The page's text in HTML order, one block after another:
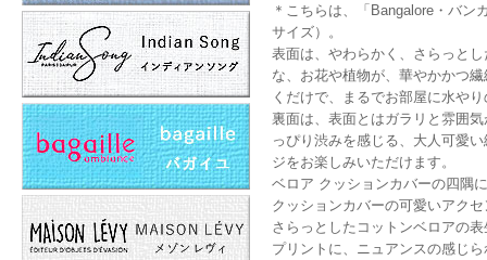
＊こちらは、「Bangalore・バ
サイズ）。
表面は、やわらかく、さらっと
な、お花や植物が、華やかかつ
くだけで、まるでお部屋に水や
裏面は、表面とはガラリと雰囲
っぴり渋みを感じる、大人可愛
ジをお楽しみいただけます。
ベロア クッションカバーの四隅
クッションカバーの可愛いアク
さらっとしたコットンベロアの
プリントに、ニュアンスの感じ